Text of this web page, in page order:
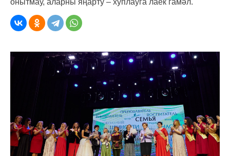
онытмау, аларны яңарту – хуплауга лаек гамәл.